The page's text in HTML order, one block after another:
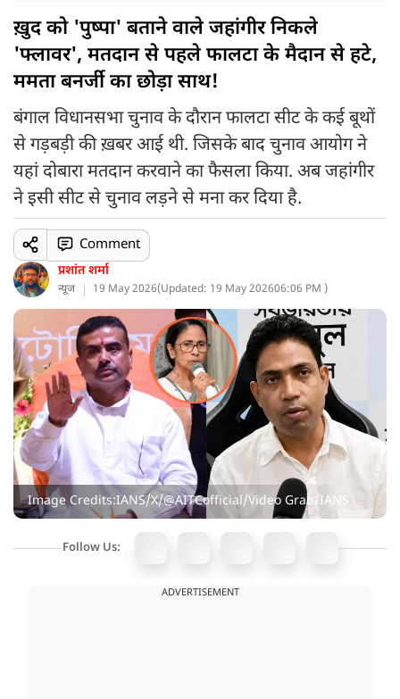
ख़ुद को 'पुष्पा' बताने वाले जहांगीर निकले
'फ्लावर', मतदान से पहले फालटा के मैदान से हटे,
ममता बनर्जी का छोड़ा साथ!
बंगाल विधानसभा चुनाव के दौरान फालटा सीट के कई बूथों
से गड़बड़ी की ख़बर आई थी. जिसके बाद चुनाव आयोग ने
यहां दोबारा मतदान करवाने का फैसला किया. अब जहांगीर
ने इसी सीट से चुनाव लड़ने से मना कर दिया है.
प्रशांत शर्मा
न्यूज 19 May 2026(Updated: 19 May 202606:06 PM )
Comment
Image Credits:IANS/X/@AITCofficial/Video Grab/IANS
Follow Us:
ADVERTISEMENT